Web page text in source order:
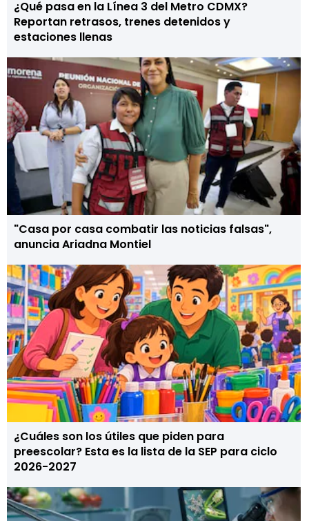
¿Qué pasa en la Línea 3 del Metro CDMX?
Reportan retrasos, trenes detenidos y
estaciones llenas
"Casa por casa combatir las noticias falsas",
anuncia Ariadna Montiel
¿Cuáles son los útiles que piden para
preescolar? Esta es la lista de la SEP para ciclo
2026-2027